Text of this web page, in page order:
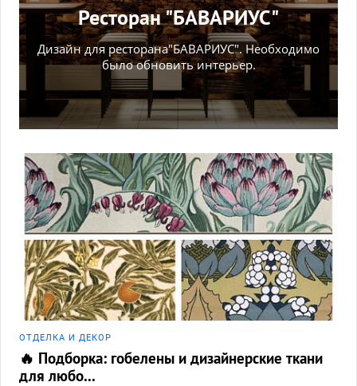
Ресторан "БАВАРИУС"
Дизайн для ресторана"БАВАРИУС". Необходимо
было обновить интерьер.
ОТДЕЛКА И ДЕКОР
🔥 Подборка: гобелены и дизайнерские ткани
для любо...